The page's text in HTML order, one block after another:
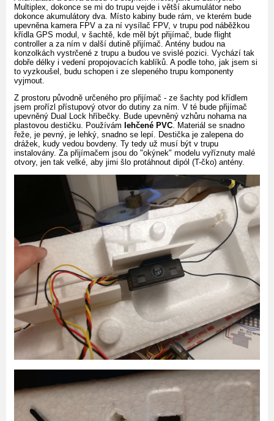
Multiplex, dokonce se mi do trupu vejde i větší akumulátor nebo
dokonce akumulátory dva. Místo kabiny bude rám, ve kterém bude
upevněna kamera FPV a za ní vysílač FPV, v trupu pod náběžkou
křídla GPS modul, v šachtě, kde měl být přijímač, bude flight
controller a za ním v další dutině přijímač. Antény budou na
konzolkách vystrčené z trupu a budou ve svislé pozici. Vychází tak
dobře délky i vedení propojovacích kablíků. A podle toho, jak jsem si
to vyzkoušel, budu schopen i ze slepeného trupu komponenty
vyjmout.
Z prostoru původně určeného pro přijímač - ze šachty pod křídlem
jsem prořízl přístupový otvor do dutiny za ním. V té bude přijímač
upevněný Dual Lock hříbečky. Bude upevněný vzhůru nohama na
plastovou destičku. Používám lehčené PVC. Materiál se snadno
řeže, je pevný, je lehký, snadno se lepí. Destička je zalepena do
drážek, kudy vedou bovdeny. Ty tedy už musí být v trupu
instalovány. Za přijímačem jsou do "okýnek" modelu vyříznuty malé
otvory, jen tak velké, aby jimi šlo protáhnout dipól (T-čko) antény.